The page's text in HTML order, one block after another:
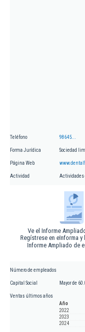
Teléfono 98645...
Forma Jurídica Sociedad
Página Web
Actividad Actividades
Ve el Informe
Regístrese en eInforma y
Informe Ampliado de
Número de empleados
Capital Social Mayor de
Ventas últimos años
Año
2022
2023
2024